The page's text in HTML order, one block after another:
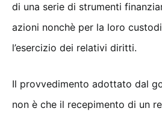
di una serie di strumenti
azioni nonchè per la loro
l’esercizio dei relativi diritti.
Il provvedimento adottato dal
non è che il recepimento di un